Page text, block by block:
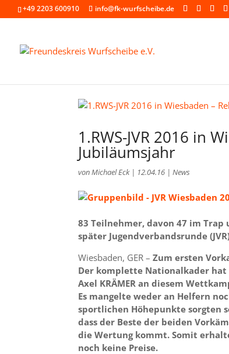
+49 2203 600910 info@fk-wurfscheibe.de
1.RWS-JVR 2016 in
Jubiläumsjahr
vonMichael Eck| 12.04.16 |News
83 Teilnehmer, davon 47 im Trap
später Jugendverbandsrunde
Wiesbaden, GER –Zum ersten
Der komplette Nationalkader hat
Axel KRÄMER an diesem
Es mangelte weder an Helfern
sportlichen Höhepunkte sorgten
dass der Beste der beiden
die Wertung kommt. Somit
noch keine Preise.